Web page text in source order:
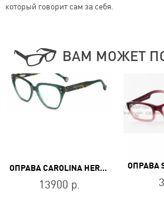
который говорит сам за себя.
ВАМ МОЖЕТ
ОПРАВА CAROLINA HERRERA HER 0223 ACK
13900 р.
ОПРАВА